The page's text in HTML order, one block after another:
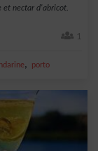
et nectar d'abricot.
1
, porto